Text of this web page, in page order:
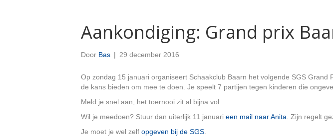
Aankondiging: Grand prix
Door Bas | 29 december 2016
Op zondag 15 januari organiseert Schaakclub Baarn het volgende SGS
de kans bieden om mee te doen. Je speelt 7 partijen tegen kinderen die
Meld je snel aan, het toernooi zit al bijna vol.
Wil je meedoen? Stuur dan uiterlijk 11 januari een mail naar Anita . Zijn regelt
Je moet je wel zelf opgeven bij de SGS